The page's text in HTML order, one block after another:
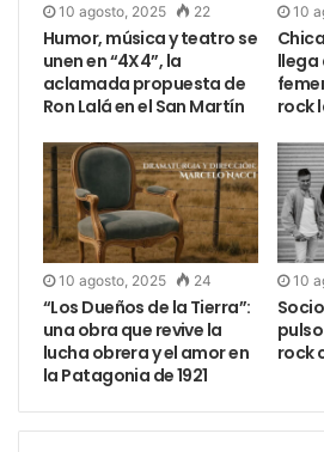
10 agosto, 2025 22
Humor, música y teatro se
unen en “4X4”, la
aclamada propuesta de
Ron Lalá en el San Martín
10
llega
rock
10 agosto, 2025 24
“Los Dueños de la Tierra”:
una obra que revive la
lucha obrera y el amor en
la Patagonia de 1921
10
rock